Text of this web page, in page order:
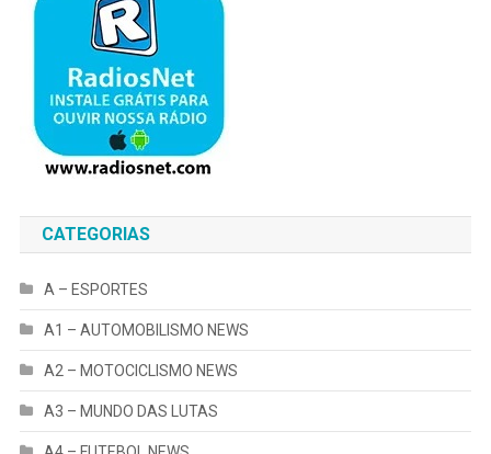
CATEGORIAS
A – ESPORTES
A1 – AUTOMOBILISMO NEWS
A2 – MOTOCICLISMO NEWS
A3 – MUNDO DAS LUTAS